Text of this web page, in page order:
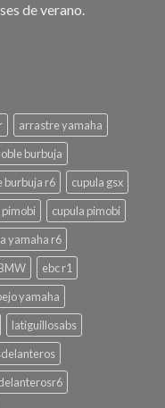
de verano.
arrastre yamaha
burbuja
burbuja r6
cupula gsx
pimobi
cupula pimobi
yamaha r6
ebc r1
yamaha
latiguillosabs